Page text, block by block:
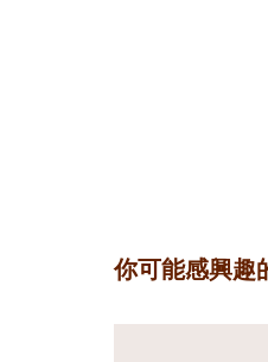
你可能感興趣